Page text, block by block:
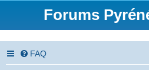
Forums
FAQ